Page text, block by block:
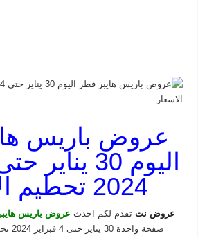
عروض باريس
2024 تحطيم الاسعار
عروض نتتقدم لكم احدث عروض باريس
صفحة واحدة 30 يناير حتى 4 فبراير 2024 تحطيم الاسعار